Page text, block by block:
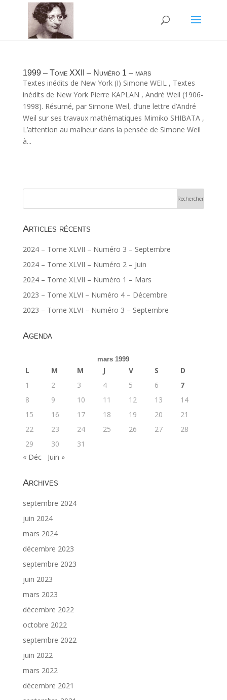
1999 – Tome XXII – Numéro 1 – mars
Textes inédits de New York (I) Simone WEIL , Textes
inédits de New York Pierre KAPLAN , André Weil (1906-
1998). Résumé, par Simone Weil, d’une lettre d’André
Weil sur ses travaux mathématiques Mimiko SHIBATA ,
L’attention au malheur dans la pensée de Simone Weil
à...
Articles récents
2024 – Tome XLVII – Numéro 3 – Septembre
2024 – Tome XLVII – Numéro 2 – Juin
2024 – Tome XLVII – Numéro 1 – Mars
2023 – Tome XLVI – Numéro 4 – Décembre
2023 – Tome XLVI – Numéro 3 – Septembre
Agenda
mars 1999
L M M J V S
D
1
2 3 4 5 6
7
8
9 10 11 12 13
14
15
16 17 18 19 20
21
22
23 24 25 26 27
28
29
30
31
« Déc
Juin »
Archives
septembre 2024
juin 2024
mars 2024
décembre 2023
septembre 2023
juin 2023
mars 2023
décembre 2022
octobre 2022
septembre 2022
juin 2022
mars 2022
décembre 2021